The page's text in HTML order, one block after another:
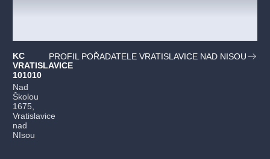
KC
VRATISLAVICE
101010
Nad
Školou
1675,
Vratislavice
nad
NIsou
PROFIL POŘADATELE VRATISLAVICE NAD NISOU